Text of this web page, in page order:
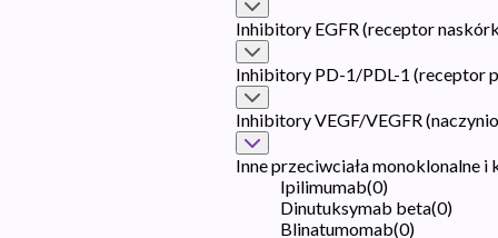
Inhibitory EGFR (receptor
Inhibitory PD-1/PDL-1 (receptor
Inhibitory VEGF/VEGFR
Inne przeciwciała monoklonalne
Ipilimumab(0)
Dinutuksymab beta(0)
Blinatumomab(0)